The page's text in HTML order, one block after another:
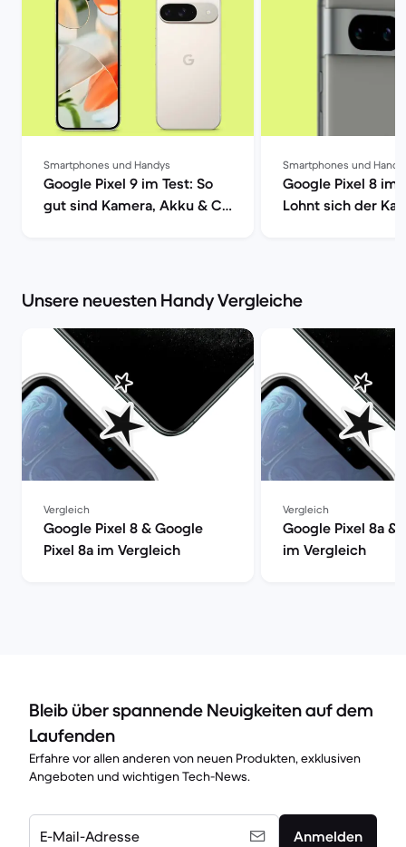
Smartphones und Handys
Google Pixel 9 im Test: So
gut sind Kamera, Akku & Co
Smartphones und
Google Pixel 8 im
Lohnt sich der
Unsere neuesten Handy Vergleiche
Vergleich
Google Pixel 8 & Google
Pixel 8a im Vergleich
Vergleich
Google Pixel 8a &
im Vergleich
Bleib über spannende Neuigkeiten auf dem
Laufenden
Erfahre vor allen anderen von neuen Produkten, exklusiven
Angeboten und wichtigen Tech-News.
E-Mail-Adresse Anmelden